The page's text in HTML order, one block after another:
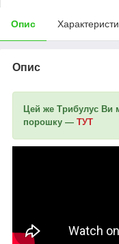
Опис
Опис
Цей же Трибулус Ви
порошку — ТУТ